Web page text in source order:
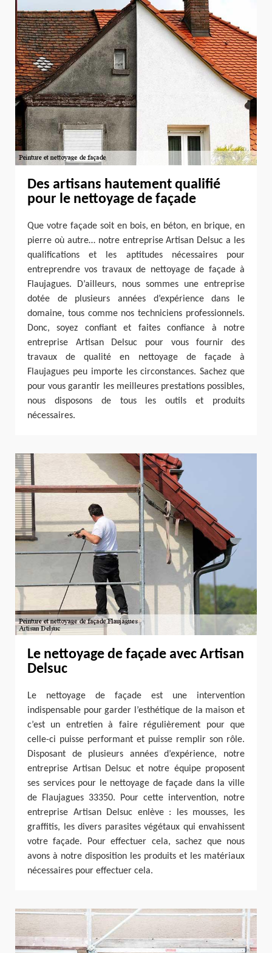
Des artisans hautement qualifié
pour le nettoyage de façade
Que votre façade soit en bois, en béton, en brique, en
pierre où autre… notre entreprise Artisan Delsuc a les
qualifications et les aptitudes nécessaires pour
entreprendre vos travaux de nettoyage de façade à
Flaujagues. D’ailleurs, nous sommes une entreprise
dotée de plusieurs années d’expérience dans le
domaine, tous comme nos techniciens professionnels.
Donc, soyez confiant et faites confiance à notre
entreprise Artisan Delsuc pour vous fournir des
travaux de qualité en nettoyage de façade à
Flaujagues peu importe les circonstances. Sachez que
pour vous garantir les meilleures prestations possibles,
nous disposons de tous les outils et produits
nécessaires.
Le nettoyage de façade avec Artisan
Delsuc
Le nettoyage de façade est une intervention
indispensable pour garder l’esthétique de la maison et
c’est un entretien à faire régulièrement pour que
celle-ci puisse performant et puisse remplir son rôle.
Disposant de plusieurs années d’expérience, notre
entreprise Artisan Delsuc et notre équipe proposent
ses services pour le nettoyage de façade dans la ville
de Flaujagues 33350. Pour cette intervention, notre
entreprise Artisan Delsuc enlève : les mousses, les
graffitis, les divers parasites végétaux qui envahissent
votre façade. Pour effectuer cela, sachez que nous
avons à notre disposition les produits et les matériaux
nécessaires pour effectuer cela.